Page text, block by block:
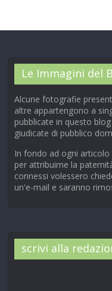
Le Immagini del
Alcune fotografie
altre appartengono a
pubblicate in questo
giudicate di pubblico
In fondo ad ogni
per attribuirne la
connessi volessero
un'e-mail e saranno
scrivi alla